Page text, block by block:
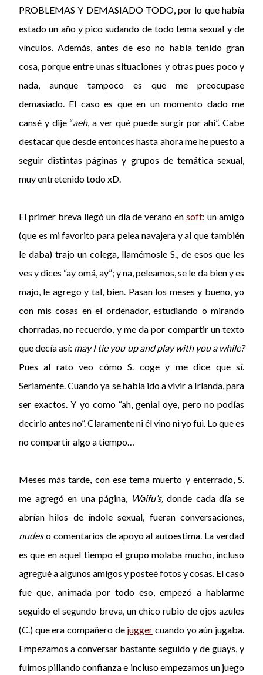
PROBLEMAS Y DEMASIADO TODO, por lo que había
estado un año y pico sudando de todo tema sexual y de
vínculos. Además, antes de eso no había tenido gran
cosa, porque entre unas situaciones y otras pues poco y
nada, aunque tampoco es que me preocupase
demasiado. El caso es que en un momento dado me
cansé y dije “aeh, a ver qué puede surgir por ahí”. Cabe
destacar que desde entonces hasta ahora me he puesto a
seguir distintas páginas y grupos de temática sexual,
muy entretenido todo xD.
El primer breva llegó un día de verano ensoft: un amigo
(que es mi favorito para pelea navajera y al que también
le daba) trajo un colega, llamémosle S., de esos que les
ves y dices “ay omá, ay”; y na, peleamos, se le da bien y es
majo, le agrego y tal, bien. Pasan los meses y bueno, yo
con mis cosas en el ordenador, estudiando o mirando
chorradas, no recuerdo, y me da por compartir un texto
que decía así: may I tie you up and play with you a while?
Pues al rato veo cómo S. coge y me dice que sí.
Seriamente. Cuando ya se había ido a vivir a Irlanda, para
ser exactos. Y yo como “ah, genial oye, pero no podías
decirlo antes no”. Claramente ni él vino ni yo fui. Lo que es
no compartir algo a tiempo…
Meses más tarde, con ese tema muerto y enterrado, S.
me agregó en una página,
Waifu’s, donde cada día se
abrían hilos de índole sexual, fueran conversaciones,
nudeso comentarios de apoyo al autoestima. La verdad
es que en aquel tiempo el grupo molaba mucho, incluso
agregué a algunos amigos y posteé fotos y cosas. El caso
fue que, animada por todo eso, empezó a hablarme
seguido el segundo breva, un chico rubio de ojos azules
(C.) que era compañero de jugger cuando yo aún jugaba.
Empezamos a conversar bastante seguido y de guays, y
fuimos pillando confianza e incluso empezamos un juego